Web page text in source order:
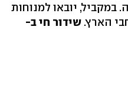
במקביל, יובאו למנוחות
הארץ. שידור חי ב-